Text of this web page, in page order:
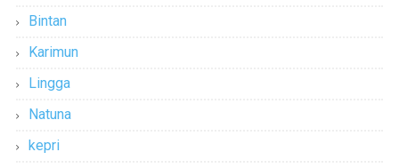
Bintan
Karimun
Lingga
Natuna
kepri